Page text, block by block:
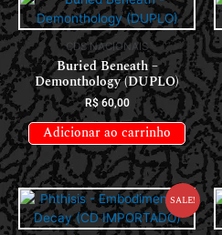
CDS NACIONAIS
Buried Beneath –
Demonthology (DUPLO)
R$60,00
Adicionar ao carrinho
Sale!